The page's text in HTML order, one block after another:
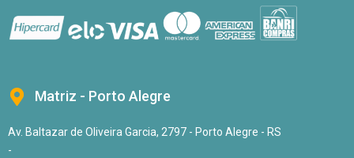
Matriz - Porto Alegre
Av. Baltazar de Oliveira Garcia, 2797 - Porto Alegre - RS
-